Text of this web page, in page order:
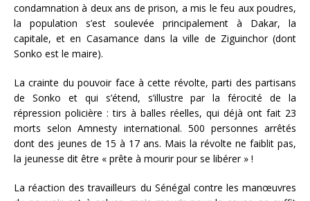
condamnation à deux ans de prison, a mis le feu aux poudres,
la population s’est soulevée principalement à Dakar, la
capitale, et en Casamance dans la ville de Ziguinchor (dont
Sonko est le maire).
La crainte du pouvoir face à cette révolte, parti des partisans
de Sonko et qui s’étend, s’illustre par la férocité de la
répression policière : tirs à balles réelles, qui déjà ont fait 23
morts selon Amnesty international. 500 personnes arrêtés
dont des jeunes de 15 à 17 ans. Mais la révolte ne faiblit pas,
la jeunesse dit être « prête à mourir pour se libérer » !
La réaction des travailleurs du Sénégal contre les manœuvres